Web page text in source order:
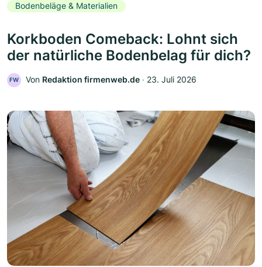
Bodenbeläge & Materialien
Korkboden Comeback: Lohnt sich
der natürliche Bodenbelag für dich?
FW Von Redaktion firmenweb.de ‧ 23. Juli 2026